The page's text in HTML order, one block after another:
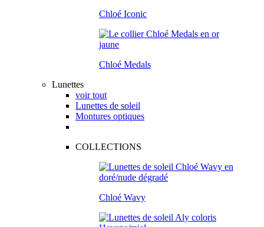
Chloé Iconic
Chloé Medals
Lunettes
voir tout
Lunettes de soleil
Montures optiques
COLLECTIONS
Chloé Wavy